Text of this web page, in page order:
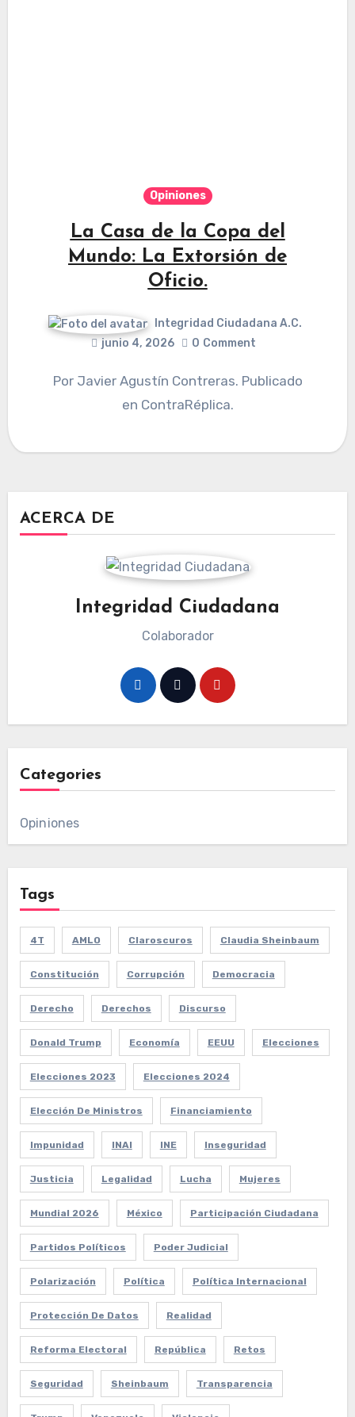
Opiniones
La Casa de la Copa del
Mundo: La Extorsión de
Oficio.
Integridad Ciudadana A.C.
junio 4, 2026
0 Comment
Por Javier Agustín Contreras. Publicado
en ContraRéplica.
ACERCA DE
Integridad Ciudadana
Colaborador
Categories
Opiniones
Tags
4T AMLO Claroscuros Claudia Sheinbaum
Constitución Corrupción Democracia
Derecho Derechos Discurso
Donald Trump Economía EEUU Elecciones
Elecciones 2023 Elecciones 2024
Elección De Ministros Financiamiento
Impunidad INAI INE Inseguridad
Justicia Legalidad Lucha Mujeres
Mundial 2026 México Participación Ciudadana
Partidos Políticos Poder Judicial
Polarización Política Política Internacional
Protección De Datos Realidad
Reforma Electoral República Retos
Seguridad Sheinbaum Transparencia